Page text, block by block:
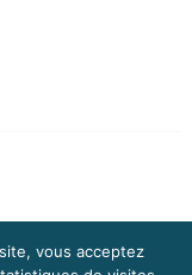
vous acceptez